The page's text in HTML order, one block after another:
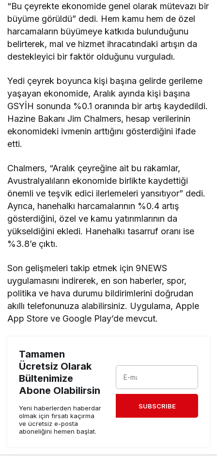
“Bu çeyrekte ekonomide genel olarak mütevazı bir
büyüme görüldü” dedi. Hem kamu hem de özel
harcamaların büyümeye katkıda bulunduğunu
belirterek, mal ve hizmet ihracatındaki artışın da
destekleyici bir faktör olduğunu vurguladı.
Yedi çeyrek boyunca kişi başına gelirde gerileme
yaşayan ekonomide, Aralık ayında kişi başına
GSYİH sonunda %0.1 oranında bir artış kaydedildi.
Hazine Bakanı Jim Chalmers, hesap verilerinin
ekonomideki ivmenin arttığını gösterdiğini ifade
etti.
Chalmers, “Aralık çeyreğine ait bu rakamlar,
Avustralyalıların ekonomide birlikte kaydettiği
önemli ve teşvik edici ilerlemeleri yansıtıyor” dedi.
Ayrıca, hanehalkı harcamalarının %0.4 artış
gösterdiğini, özel ve kamu yatırımlarının da
yükseldiğini ekledi. Hanehalkı tasarruf oranı ise
%3.8’e çıktı.
Son gelişmeleri takip etmek için 9NEWS
uygulamasını indirerek, en son haberler, spor,
politika ve hava durumu bildirimlerini doğrudan
akıllı telefonunuza alabilirsiniz. Uygulama, Apple
App Store ve Google Play’de mevcut.
Tamamen
Ücretsiz Olarak
Bültenimize
Abone Olabilirsin
Yeni haberlerden haberdar
olmak için fırsatı kaçırma
ve ücretsiz e-posta
aboneliğini hemen başlat.
SUBSCRIBE